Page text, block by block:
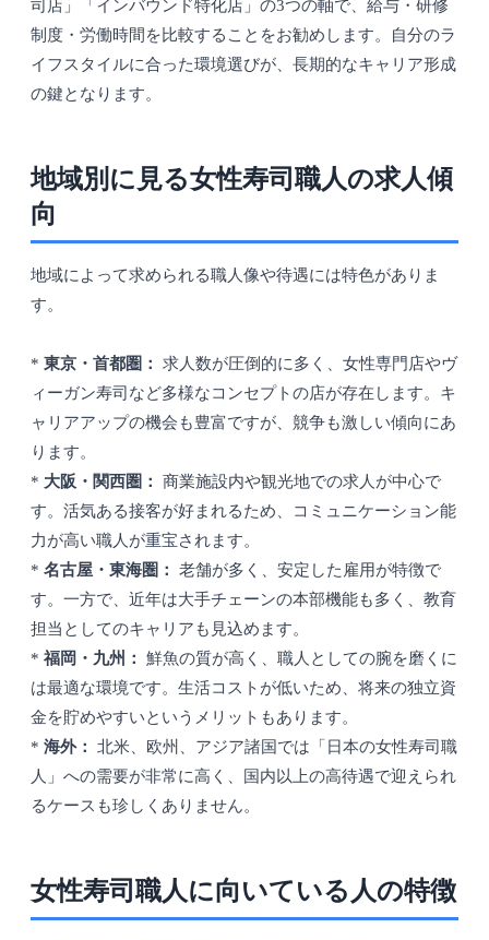
司店」「インバウンド特化店」の3つの軸で、給与・研修
制度・労働時間を比較することをお勧めします。自分のラ
イフスタイルに合った環境選びが、長期的なキャリア形成
の鍵となります。
地域別に見る女性寿司職人の求人傾
向
地域によって求められる職人像や待遇には特色がありま
す。
* 東京・首都圏：
求人数が圧倒的に多く、女性専門店やヴ
ィーガン寿司など多様なコンセプトの店が存在します。キ
ャリアアップの機会も豊富ですが、競争も激しい傾向にあ
ります。
* 大阪・関西圏：
商業施設内や観光地での求人が中心で
す。活気ある接客が好まれるため、コミュニケーション能
力が高い職人が重宝されます。
* 名古屋・東海圏：
老舗が多く、安定した雇用が特徴で
す。一方で、近年は大手チェーンの本部機能も多く、教育
担当としてのキャリアも見込めます。
* 福岡・九州：
鮮魚の質が高く、職人としての腕を磨くに
は最適な環境です。生活コストが低いため、将来の独立資
金を貯めやすいというメリットもあります。
* 海外：
北米、欧州、アジア諸国では「日本の女性寿司職
人」への需要が非常に高く、国内以上の高待遇で迎えられ
るケースも珍しくありません。
女性寿司職人に向いている人の特徴